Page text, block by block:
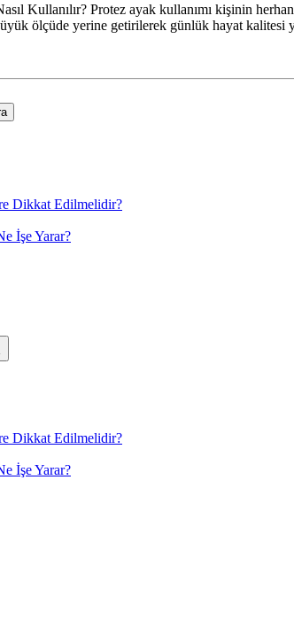
Kullanılır? Protez ayak kullanımı kişinin
ölçüde yerine getirilerek günlük hayat
Dikkat Edilmelidir?
İşe Yarar?
Dikkat Edilmelidir?
İşe Yarar?